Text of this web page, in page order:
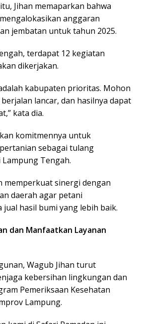
Jihan memaparkan bahwa
anggaran
jembatan untuk tahun 2025.
terdapat 12 kegiatan
dikerjakan.
kabupaten prioritas. Mohon
lancar, dan hasilnya dapat
kata dia.
komitmennya untuk
sebagai tulang
Tengah.
memperkuat sinergi dengan
daerah agar petani
hasil bumi yang lebih baik.
dan Manfaatkan Layanan
Wagub Jihan turut
kebersihan lingkungan dan
Pemeriksaan Kesehatan
Lampung.